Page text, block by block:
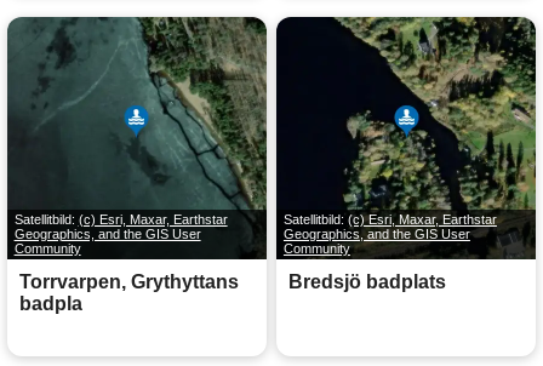
Satellitbild: (c) Esri, Maxar, Earthstar
Geographics, and the GIS User
Community
Torrvarpen, Grythyttans
badpla
Satellitbild: (c) Esri, Maxar, Earthstar
Geographics, and the GIS User
Community
Bredsjö badplats